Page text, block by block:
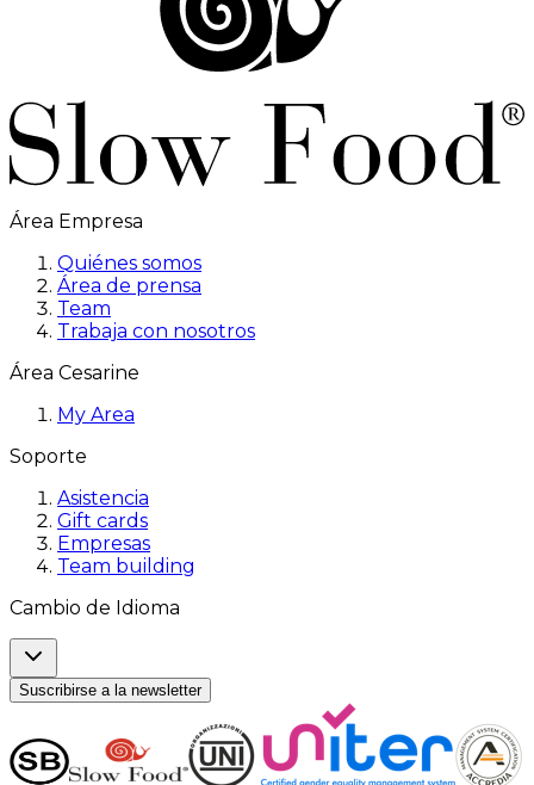
Área Empresa
Quiénes somos
Área de prensa
Team
Trabaja con nosotros
Área Cesarine
My Area
Soporte
Asistencia
Gift cards
Empresas
Team building
Cambio de Idioma
Suscribirse a la newsletter